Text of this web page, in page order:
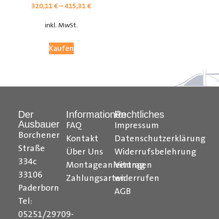
Citroen Berlingo Radkastenschutz, Citroen Jumpy
Radkastenschutz, Citroen Jumper Radkastenschutz,
Citroen Nemo Radkastenschutz, Dacia Dokker
Radkastenschutz, Fiat Doblo Cargo Radkastenschutz,
Fiat Scudo Radkastenschutz, Fiat Ducato
Radkastenschutz, Fiat Fiorino Radkastenschutz, Fiat
Talento Radkastenschutz, Ford Transit Courier
Radkastenschutz, Ford Connect Radkastenschutz, Ford
320,11€–415,31€
inkl. MwSt.
Kaufen
Der
Ausbauer
Borchener
Straße
334c
33106
Paderborn
Tel:
05251/29709-
Informationen
FAQ
Kontakt
Über Uns
Montageanleitungen
Zahlungsarten
Rechtliches
Impressum
Datenschutzerklärung
Widerrufsbelehrung
Vertrag
widerrufen
AGB